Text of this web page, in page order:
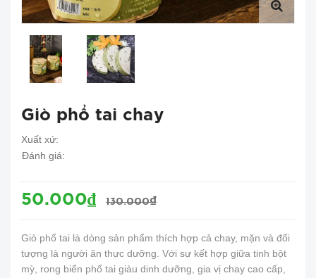
Giò phổ tai chay
Xuất xứ:
Đánh giá:
50.000₫ 130.000₫
Giò phổ tai là dòng sản phẩm thích hợp cả chay, mặn và đối
tượng là người ăn thực dưỡng. Với sự kết hợp giữa tinh bột
mỳ, rong biển phổ tai giàu dinh dưỡng, gia vị chay cao cấp,